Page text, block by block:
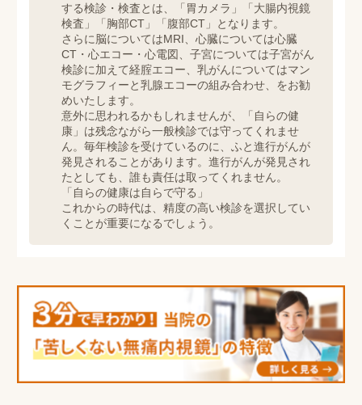
する検診・検査とは、「胃カメラ」「大腸内視鏡
検査」「胸部CT」「腹部CT」となります。
さらに脳についてはMRI、心臓については心臓
CT・心エコー・心電図、子宮については子宮がん
検診に加えて経腟エコー、乳がんについてはマン
モグラフィーと乳腺エコーの組み合わせ、をお勧
めいたします。
意外に思われるかもしれませんが、「自らの健
康」は残念ながら一般検診では守ってくれませ
ん。毎年検診を受けているのに、ふと進行がんが
発見されることがあります。進行がんが発見され
たとしても、誰も責任は取ってくれません。
「自らの健康は自らで守る」
これからの時代は、精度の高い検診を選択してい
くことが重要になるでしょう。